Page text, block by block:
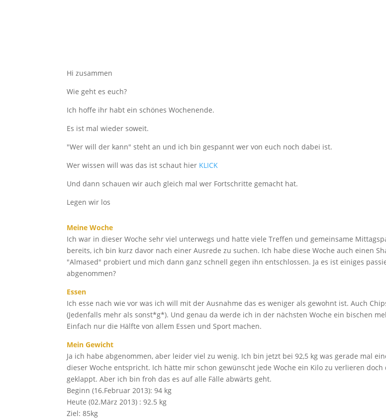
Hi zusammen
Wie geht es euch?
Ich hoffe ihr habt ein schönes Wochenende.
Es ist mal wieder soweit.
"Wer will der kann" steht an und ich bin gespannt wer von euch noch dabei ist.
Wer wissen will was das ist schaut hier KLICK
Und dann schauen wir auch gleich mal wer Fortschritte gemacht hat.
Legen wir los
Meine Woche
Ich war in dieser Woche sehr viel unterwegs und hatte viele Treffen und gemeinsame
bereits, ich bin kurz davor nach einer Ausrede zu suchen. Ich habe diese Woche auch einen
"Almased" probiert und mich dann ganz schnell gegen ihn entschlossen. Ja es ist einiges
abgenommen?
Essen
Ich esse nach wie vor was ich will mit der Ausnahme das es weniger als gewohnt ist. Auch
(Jedenfalls mehr als sonst*g*). Und genau da werde ich in der nächsten Woche ein bischen
Einfach nur die Hälfte von allem Essen und Sport machen.
Mein Gewicht
Ja ich habe abgenommen, aber leider viel zu wenig. Ich bin jetzt bei 92,5 kg was gerade mal
dieser Woche entspricht. Ich hätte mir schon gewünscht jede Woche ein Kilo zu verlieren
geklappt. Aber ich bin froh das es auf alle Fälle abwärts geht.
Beginn (16.Februar 2013): 94 kg
Heute (02.März 2013) : 92.5 kg
Ziel: 85kg